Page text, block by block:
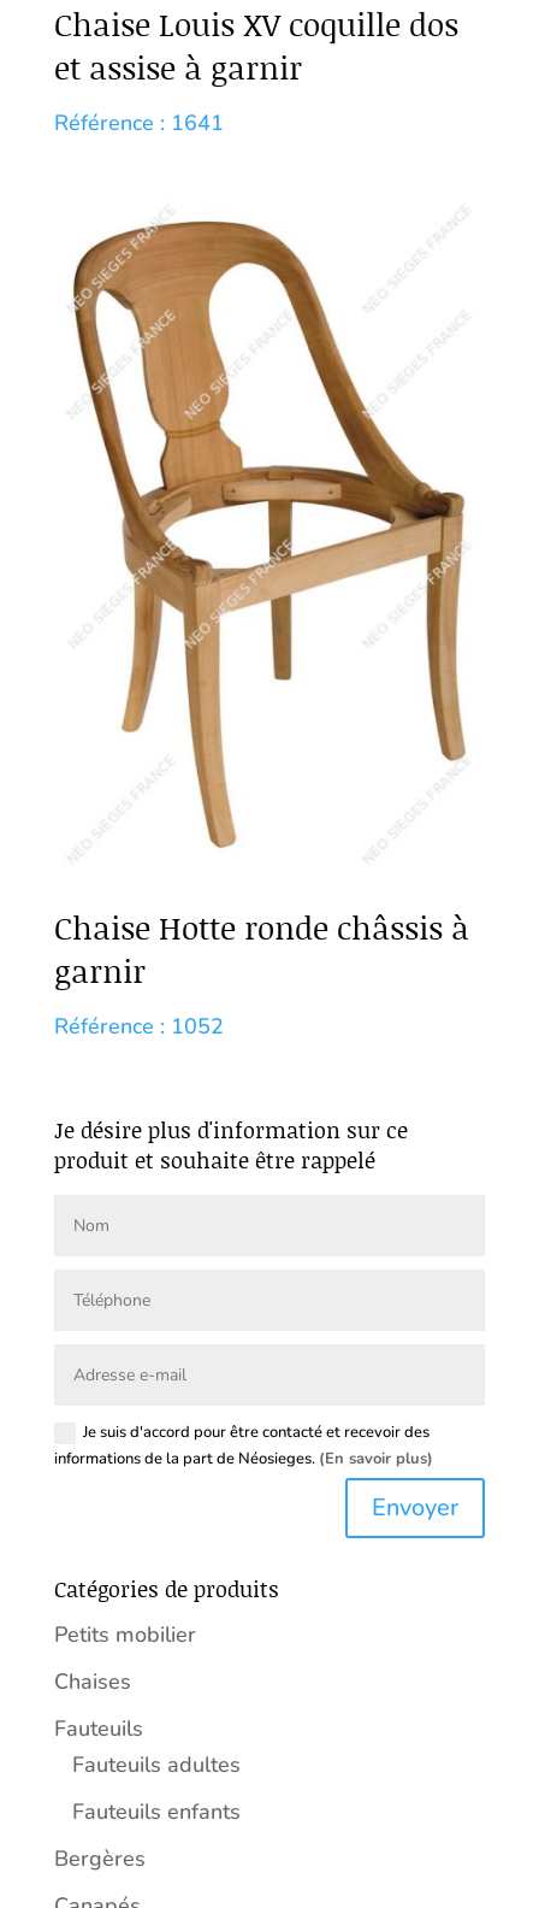
Chaise Louis XV coquille dos
et assise à garnir
Référence : 1641
Chaise Hotte ronde châssis à
garnir
Référence : 1052
Je désire plus d'information sur ce
produit et souhaite être rappelé
Je suis d'accord pour être contacté et recevoir des
informations de la part de Néosieges. (En savoir plus)
Envoyer
Catégories de produits
Petits mobilier
Chaises
Fauteuils
Fauteuils adultes
Fauteuils enfants
Bergères